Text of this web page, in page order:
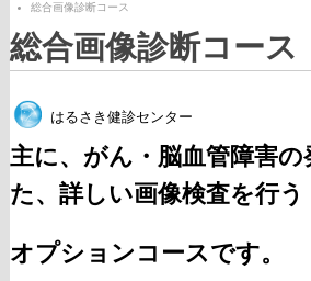
総合画像診断コース
総合画像診断コース
はるさき健診センター
主に、がん・脳血管障害
た、詳しい画像検査を行う
オプションコースです。